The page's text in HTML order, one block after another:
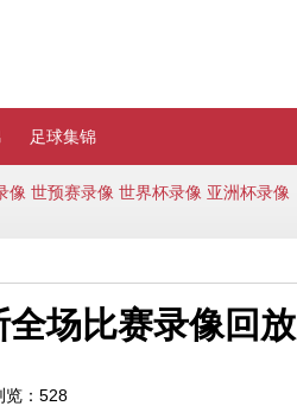
足球集锦
像 世预赛录像 世界杯录像 亚洲杯录像
场比赛录像回放
览：528